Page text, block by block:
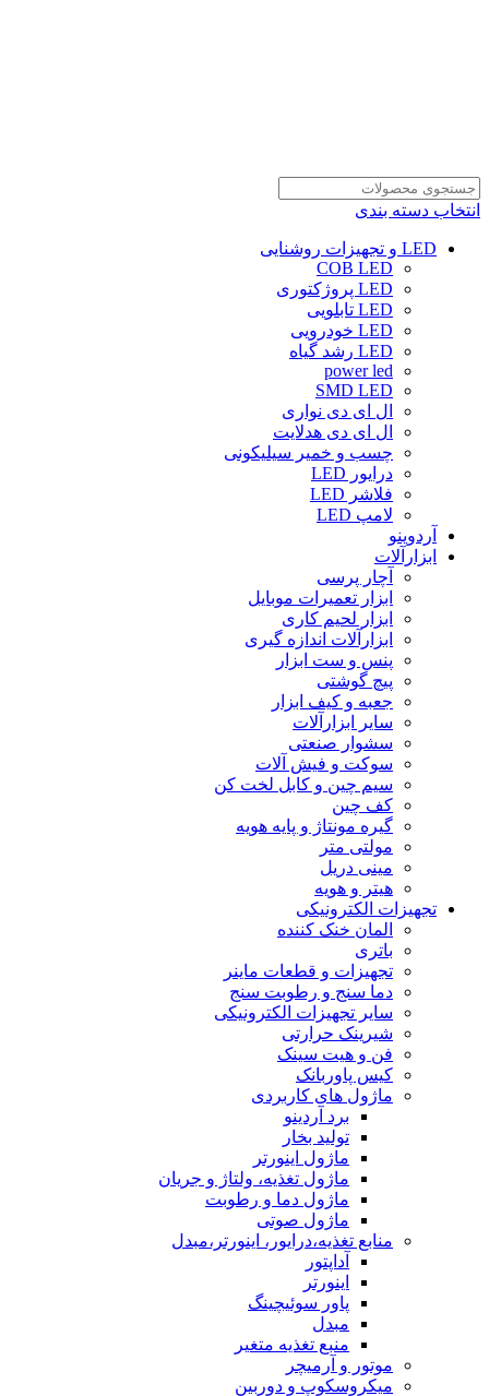
انتخاب دسته بندی
LED و تجهیزات روشنایی
COB LED
LED پروژکتوری
LED تابلویی
LED خودرویی
LED رشد گیاه
power led
SMD LED
ال ای دی نواری
ال ای دی هدلایت
چسب و خمیر سیلیکونی
درایور LED
فلاشر LED
لامپ LED
آردوینو
ابزارآلات
آچار پرسی
ابزار تعمیرات موبایل
ابزار لحیم کاری
ابزارآلات اندازه گیری
پنس و ست ابزار
پیچ گوشتی
جعبه و کیف ابزار
سایر ابزارآلات
سشوار صنعتی
سوکت و فیش آلات
سیم چین و کابل لخت کن
کف چین
گیره مونتاژ و پایه هویه
مولتی متر
مینی دریل
هیتر و هویه
تجهیزات الکترونیکی
المان خنک کننده
باتری
تجهیزات و قطعات ماینر
دما سنج و رطوبت سنج
سایر تجهیزات الکترونیکی
شیرینک حرارتی
فن و هیت سینک
کیس پاوربانک
ماژول های کاربردی
برد آردینو
تولید بخار
ماژول اینورتر
ماژول تغذیه، ولتاژ و جریان
ماژول دما و رطوبت
ماژول صوتی
منابع تغذیه،درایور، اینورتر،مبدل
آداپتور
اینورتر
پاور سوئیچینگ
مبدل
منبع تغذیه متغیر
موتور و آرمیچر
میکروسکوپ و دوربین